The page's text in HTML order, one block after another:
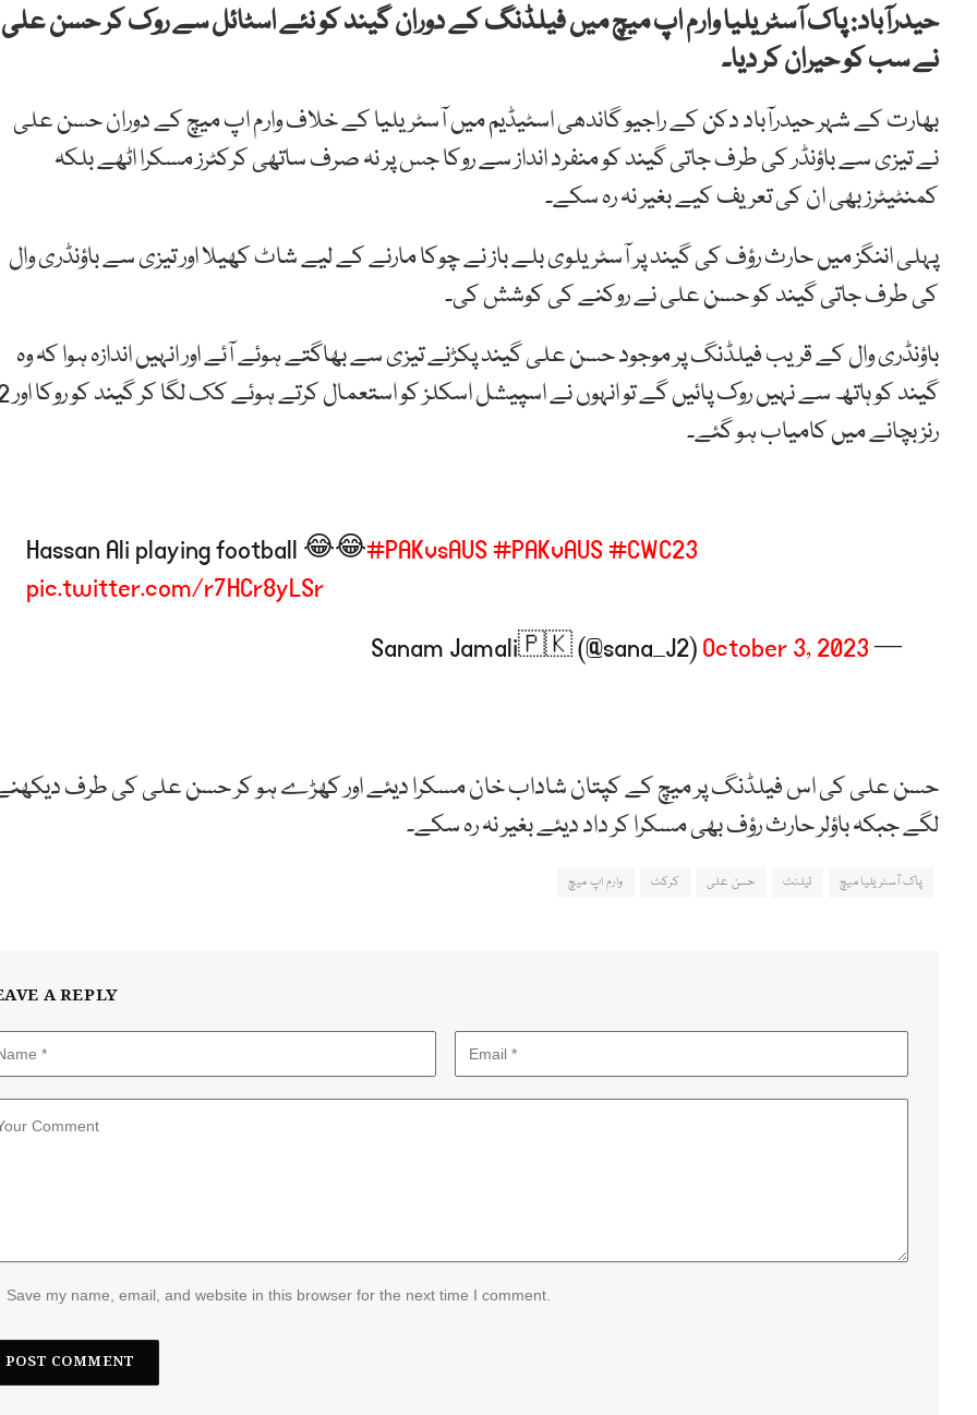
حیدرآباد: پاک آسٹریلیا وارم اپ میچ میں فیلڈنگ کے دوران گیند کو نئے اسٹائل سے روک کر حسن علی
نے سب کو حیران کر دیا۔
بھارت کے شہر حیدرآباد دکن کے راجیو گاندھی اسٹیڈیم میں آسٹریلیا کے خلاف وارم اپ میچ کے دوران حسن علی
نے تیزی سے باؤنڈر کی طرف جاتی گیند کو منفرد انداز سے روکا جس پر نہ صرف ساتھی کرکٹرز مسکرا اٹھے بلکہ
کمنٹیٹرز بھی ان کی تعریف کیے بغیر نہ رہ سکے۔
پہلی اننگز میں حارث رؤف کی گیند پر آسٹریلوی بلے باز نے چوکا مارنے کے لیے شاٹ کھیلا اور تیزی سے باؤنڈری وال
کی طرف جاتی گیند کو حسن علی نے روکنے کی کوشش کی۔
باؤنڈری وال کے قریب فیلڈنگ پر موجود حسن علی گیند پکڑنے تیزی سے بھاگتے ہوئے آئے اور انہیں اندازہ ہوا کہ وہ
گیند کو ہاتھ سے نہیں روک پائیں گے تو انہوں
رنز بچانے میں کامیاب ہو گئے۔
Hassan Ali playing football 😂😂#PAKvsAUS#PAKvAUS#CWC23
pic.twitter.com/r7HCr8yLSr
— Sanam Jamali🇵🇰 (@sana_J2)
October 3, 2023
حسن علی کی اس فیلڈنگ پر میچ کے کپتان شاداب خان مسکرا دیئے اور کھڑے ہو کر حسن علی کی طرف
لگے جبکہ باؤلر حارث رؤف بھی مسکرا کر داد دیئے بغیر نہ رہ سکے۔
پاک آسٹریلیا میچ ٹیلنٹ حسن علی کرکٹ وارم اپ میچ
A REPLY
Save my name, email, and website in this browser for the next time I comment.